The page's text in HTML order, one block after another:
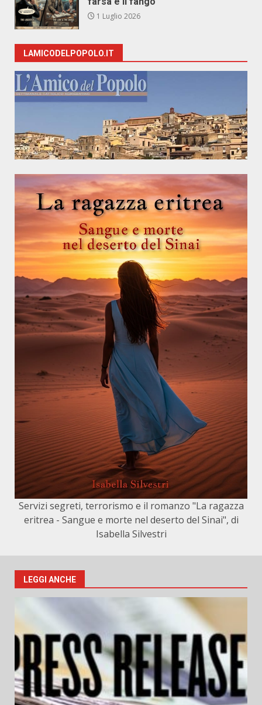
1 Luglio 2026
LAMICODELPOPOLO.IT
Servizi segreti, terrorismo e il romanzo "La ragazza
eritrea - Sangue e morte nel deserto del Sinai", di
Isabella Silvestri
LEGGI ANCHE